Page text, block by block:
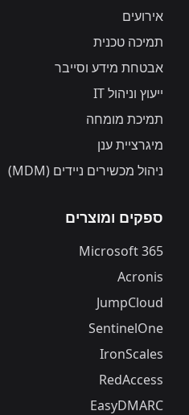
אירועים
תמיכה טכנית
אבטחת מידע וסייבר
ייעוץ וניהול IT
תמיכת מומחה
מיגרציית ענן
ניהול מכשירים ניידים (MDM)
ספקים ומוצרים
Microsoft 365
Acronis
JumpCloud
SentinelOne
IronScales
RedAccess
EasyDMARC